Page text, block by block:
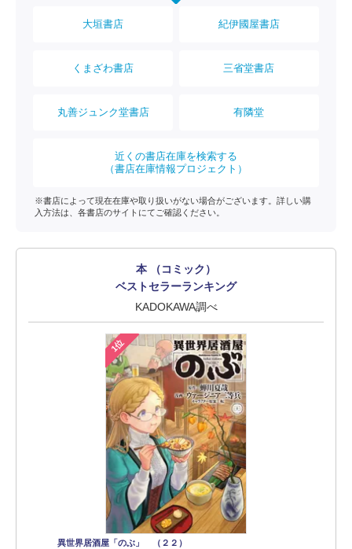
大垣書店 紀伊國屋書店
くまざわ書店 三省堂書店
丸善ジュンク堂書店 有隣堂
近くの書店在庫を検索する
（書店在庫情報プロジェクト）
※書店によって現在在庫や取り扱いがない場合がございます。詳しい購
入方法は、各書店のサイトにてご確認ください。
本 （コミック）
ベストセラーランキング
KADOKAWA調べ
1位
異世界居酒屋「のぶ」 （２２）